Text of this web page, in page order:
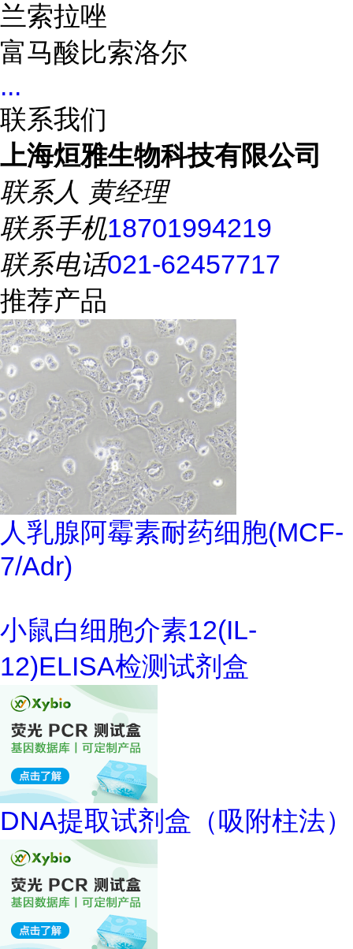
兰索拉唑
富马酸比索洛尔
...
联系我们
上海烜雅生物科技有限公司
联系人 黄经理
联系手机18701994219
联系电话021-62457717
推荐产品
人乳腺阿霉素耐药细胞(MCF-
7/Adr)
小鼠白细胞介素12(IL-
12)ELISA检测试剂盒
DNA提取试剂盒（吸附柱法）